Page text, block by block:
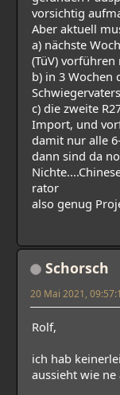
vorsichtig
Aber aktuell
a) nächste
(TüV)
b) in 3 Wochen
Schwiegervaters
c) die zweite
Import, und
damit nur alle
dann sind da
rator
also genug
Schorsch
20 Mai 2021,
Rolf,
ich hab
aussieht wie